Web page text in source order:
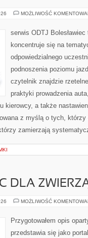
MOŻLIWOŚĆ
serwis ODTJ
koncentruje się na
odpowiedzialnego
podnoszenia poziomu
czytelnik znajdzie
praktyki prowadzenia
kierowcy, a także
z myślą o tych,
zamierzają
DLA
MOŻLIWOŚĆ
Przygotowałem opis
przedstawia się jako